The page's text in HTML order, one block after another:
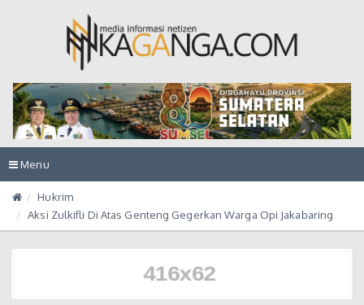
Toggle
navigation
Menu
Hukrim
Aksi Zulkifli Di Atas Genteng Gegerkan Warga Opi Jakabaring